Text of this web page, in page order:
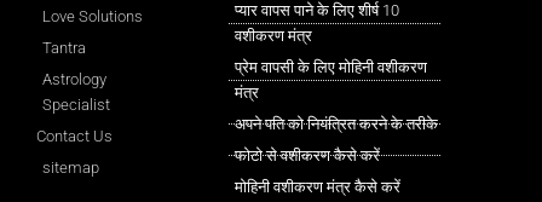
Love Solutions
Tantra
Astrology
Specialist
Contact Us
sitemap
प्यार वापस पाने के लिए शीर्ष 10
वशीकरण मंत्र
प्रेम वापसी के लिए मोहिनी वशीकरण
मंत्र
अपने पति को नियंत्रित करने के तरीके
फोटो से वशीकरण कैसे करें
मोहिनी वशीकरण मंत्र कैसे करें